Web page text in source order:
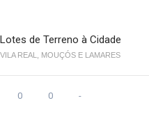
Lotes de Terreno à Cidade
VILA REAL, MOUÇÓS E LAMARES
0 0 -